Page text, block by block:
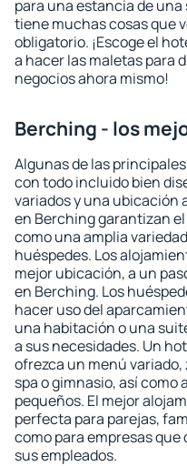
para una estancia de
tiene muchas cosas que
obligatorio. ¡Escoge el
a hacer las maletas para
negocios ahora mismo!
Berching - los
Algunas de las
con todo incluido bien
variados y una ubicación
en Berching garantizan
como una amplia
huéspedes. Los
mejor ubicación, a un
en Berching. Los
hacer uso del
una habitación o una
a sus necesidades. Un
ofrezca un menú
spa o gimnasio, así como
pequeños. El mejor
perfecta para parejas,
como para empresas
sus empleados.